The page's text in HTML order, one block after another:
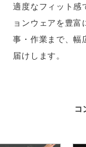
防寒着
作業用手袋
アウトドア
ミズノ安全靴ラン
作業着ランキング
アウトドアウェア
寅壱
コーコス
農作業服
電気・設備作業服
適度なフィット感
ョンウェアを豊富
事・作業まで、幅
届けします。
コ